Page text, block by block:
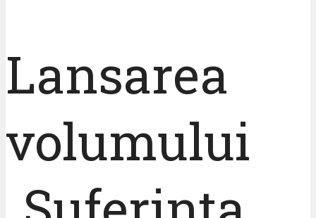
Lansarea
volumului